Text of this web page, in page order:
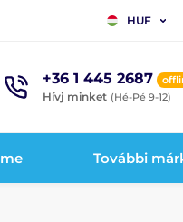
HUF
+36 1 445 2687
Hívj minket (Hé-Pé 9-12)
További